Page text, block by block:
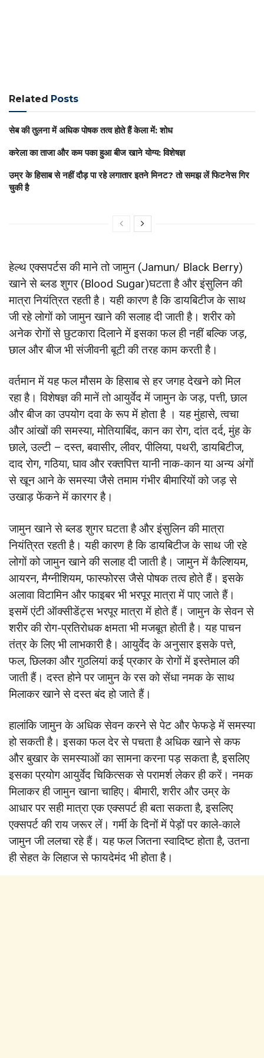
Related Posts
सेब की तुलना में अधिक पोषक तत्व होते हैं केला में: शोध
करेला का ताजा और कम पका हुआ बीज खाने योग्य: विशेषज्ञ
उम्र के हिसाब से नहीं दौड़ पा रहे लगातार इतने मिनट? तो समझ लें फिटनेस गिर
चुकी है
हेल्थ एक्सपर्टस की माने तो जामुन (Jamun/ Black Berry)
खाने से ब्लड शुगर (Blood Sugar)घटता है और इंसुलिन की
मात्रा नियंत्रित रहती है। यही कारण है कि डायबिटीज के साथ
जी रहे लोगों को जामुन खाने की सलाह दी जाती है। शरीर को
अनेक रोगों से छुटकारा दिलाने में इसका फल ही नहीं बल्कि जड़,
छाल और बीज भी संजीवनी बूटी की तरह काम करती है।
वर्तमान में यह फल मौसम के हिसाब से हर जगह देखने को मिल
रहा है। विशेषज्ञ की मानें तो आयुर्वेद में जामुन के जड़, पत्ती, छाल
और बीज का उपयोग दवा के रूप में होता है । यह मुंहासे, त्वचा
और आंखों की समस्या, मोतियाबिंद, कान का रोग, दांत दर्द, मुंह के
छाले, उल्टी – दस्त, बवासीर, लीवर, पीलिया, पथरी, डायबिटीज,
दाद रोग, गठिया, घाव और रक्तपित्त यानी नाक-कान या अन्य अंगों
से खून आने के समस्या जैसे तमाम गंभीर बीमारियों को जड़ से
उखाड़ फेंकने में कारगर है।
जामुन खाने से ब्लड शुगर घटता है और इंसुलिन की मात्रा
नियंत्रित रहती है। यही कारण है कि डायबिटीज के साथ जी रहे
लोगों को जामुन खाने की सलाह दी जाती है। जामुन में कैल्शियम,
आयरन, मैग्नीशियम, फास्फोरस जैसे पोषक तत्व होते हैं। इसके
अलावा विटामिन और फाइबर भी भरपूर मात्रा में पाए जाते हैं।
इसमें एंटी ऑक्सीडेंट्स भरपूर मात्रा में होते हैं। जामुन के सेवन से
शरीर की रोग-प्रतिरोधक क्षमता भी मजबूत होती है। यह पाचन
तंत्र के लिए भी लाभकारी है। आयुर्वेद के अनुसार इसके पत्ते,
फल, छिलका और गुठलियां कई प्रकार के रोगों में इस्तेमाल की
जाती हैं। दस्त होने पर जामुन के रस को सेंधा नमक के साथ
मिलाकर खाने से दस्त बंद हो जाते हैं।
हालांकि जामुन के अधिक सेवन करने से पेट और फेफड़े में समस्या
हो सकती है। इसका फल देर से पचता है अधिक खाने से कफ
और बुखार के समस्याओं का सामना करना पड़ सकता है, इसलिए
इसका प्रयोग आयुर्वेद चिकित्सक से परामर्श लेकर ही करें। नमक
मिलाकर ही जामुन खाना चाहिए। बीमारी, शरीर और उम्र के
आधार पर सही मात्रा एक एक्सपर्ट ही बता सकता है, इसलिए
एक्सपर्ट की राय जरूर लें। गर्मी के दिनों में पेड़ों पर काले-काले
जामुन जी ललचा रहे हैं। यह फल जितना स्वादिष्ट होता है, उतना
ही सेहत के लिहाज से फायदेमंद भी होता है।